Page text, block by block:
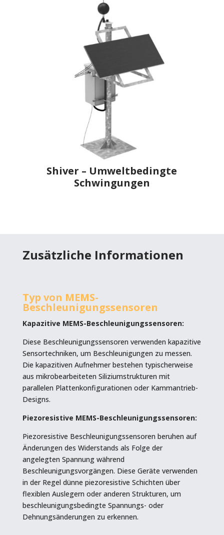
Shiver – Umweltbedingte
Schwingungen
Zusätzliche Informationen
Typ von MEMS-
Beschleunigungssensoren
Kapazitive MEMS-Beschleunigungssensoren:
Diese Beschleunigungssensoren verwenden kapazitive
Sensortechniken, um Beschleunigungen zu messen.
Die kapazitiven Aufnehmer bestehen typischerweise
aus mikrobearbeiteten Siliziumstrukturen mit
parallelen Plattenkonfigurationen oder Kammantrieb-
Designs.
Piezoresistive MEMS-Beschleunigungssensoren:
Piezoresistive Beschleunigungssensoren beruhen auf
Änderungen des Widerstands als Folge der
angelegten Spannung während
Beschleunigungsvorgängen. Diese Geräte verwenden
in der Regel dünne piezoresistive Schichten über
flexiblen Auslegern oder anderen Strukturen, um
beschleunigungsbedingte Spannungs- oder
Dehnungsänderungen zu erkennen.